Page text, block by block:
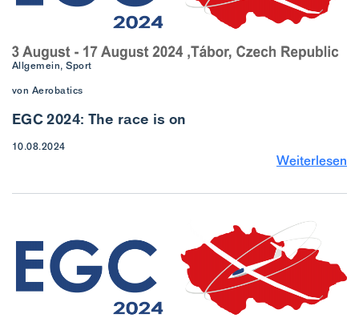
Allgemein, Sport
von Aerobatics
EGC 2024: The race is on
10.08.2024
Weiterlesen